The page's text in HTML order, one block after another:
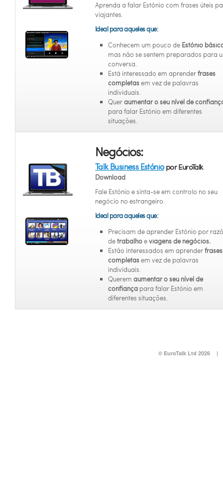
Aprenda a falar Estónio com frases úteis
viajantes.
Ideal para aqueles que:
Conhecem um pouco de Estónio
mas não se sentem preparados para
conversa.
Está interessado em aprenderfrases
completasem vez de palavras
individuais.
Queraumentar o seu nível de
para falar Estónio em diferentes
situações.
Negócios:
Talk Business Estóniopor EuroTalk
Download
Fale Estónio e sinta-se em controlo no seu
negócio no estrangeiro.
Ideal para aqueles que:
Precisam de aprender Estónio por
detrabalhoeviagens de negócios.
Estão interessados em aprenderfrases
completasem vez de palavras
individuais.
Querem aumentar o seu nível de
confiança para falar Estónio em
diferentes situações.
© EuroTalk Ltd 2026 |